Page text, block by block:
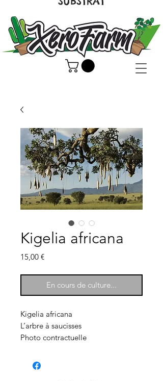
Kigelia africana
15,00 €Prix
En cours de culture...
Kigelia africana
L’arbre à saucisses
Photo contractuelle